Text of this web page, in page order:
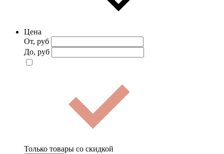
Цена
От, руб
До, руб
Только товары со скидкой